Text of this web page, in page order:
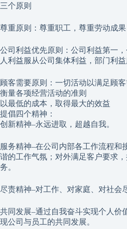
三个原则
尊重原则：尊重职工，尊重劳动成
公司利益优先原则：公司利益第一
人利益服从公司集体利益，部门利
顾客需要原则：一切活动以满足顾
衡量各项经营活动的准则
以最低的成本，取得最大的效益
提倡四个精神：
创新精神–永远进取，超越自我。
服务精神–在公司内部各工作流程和
谐的工作气氛；对外满足客户要求
务。
尽责精神–对工作、对家庭、对社会
共同发展–通过自我奋斗实现个人价
现公司与员工的共同发展。